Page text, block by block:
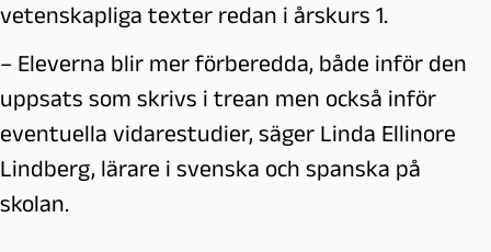
vetenskapliga texter redan i årskurs 1.
– Eleverna blir mer förberedda, både inför den
uppsats som skrivs i trean men också inför
eventuella vidarestudier, säger Linda Ellinore
Lindberg, lärare i svenska och spanska på
skolan.